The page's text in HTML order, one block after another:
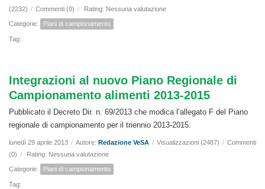
(2232) / Commenti (0) / Rating: Nessuna valutazione
Categorie: Piani di campionamento
Tag:
Integrazioni al nuovo Piano Regionale di
Campionamento alimenti 2013-2015
Pubblicato il Decreto Dir. n. 69/2013 che modica l’allegato F del Piano
regionale di campionamento per il triennio 2013-2015.
lunedì 29 aprile 2013 / Autore: Redazione VeSA / Visualizzazioni (2487) / Commenti
(0) / Rating: Nessuna valutazione
Categorie: Piani di campionamento
Tag: